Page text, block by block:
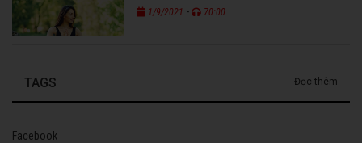
1/9/2021 - 70:00
TAGS Đọc thêm
Facebook